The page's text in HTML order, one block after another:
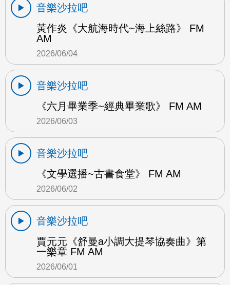
音樂沙拉吧
黃作炎《大航海時代~海上絲路》 FM
AM
2026/06/04
音樂沙拉吧
《六月畢業季~經典畢業歌》 FM AM
2026/06/03
音樂沙拉吧
《文學選播~古書食堂》 FM AM
2026/06/02
音樂沙拉吧
賈元元《舒曼a小調大提琴協奏曲》第
一樂章 FM AM
2026/06/01